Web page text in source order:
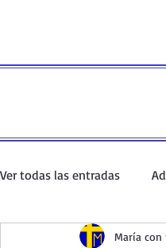
Ver todas las entradas
Oración de la mañana
María con